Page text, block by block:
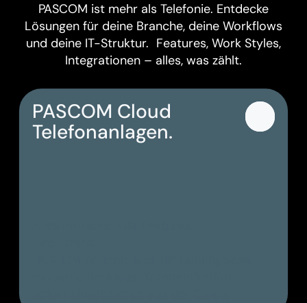
PASCOM ist mehr als Telefonie. Entdecke
Lösungen für deine Branche, deine Workflows
und deine IT-Struktur. Features, Work Styles,
Integrationen – alles, was zählt.
PASCOM Cloud
Telefonanlagen.